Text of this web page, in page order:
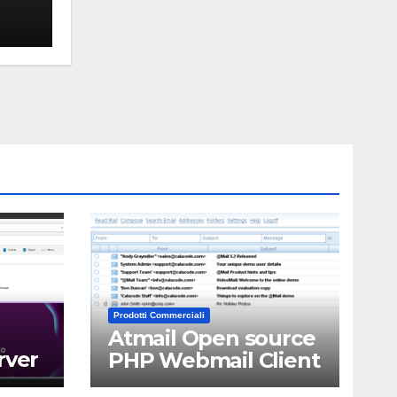
Prodotti Commerciali
Atmail Open source
PHP Webmail Client